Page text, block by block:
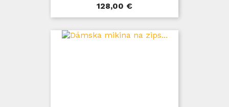
Cena
128,00 €